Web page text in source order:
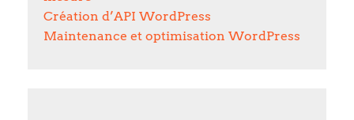
Création d’API WordPress
Maintenance et optimisation WordPress